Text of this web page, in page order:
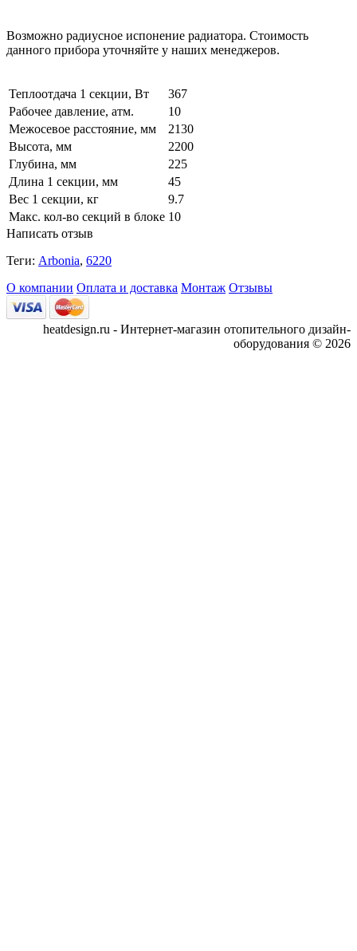
Возможно радиусное испонение радиатора. Стоимость
данного прибора уточняйте у наших менеджеров.
Теплоотдача 1 секции, Вт
367
Рабочее давление, атм.
10
Межосевое расстояние, мм
2130
Высота, мм
2200
Глубина, мм
225
Длина 1 секции, мм
45
Вес 1 секции, кг
9.7
Макс. кол-во секций в блоке 10
Написать отзыв
Теги: Arbonia, 6220
О компании Оплата и доставка Монтаж Отзывы
heatdesign.ru - Интернет-магазин отопительного дизайн-
оборудования © 2026